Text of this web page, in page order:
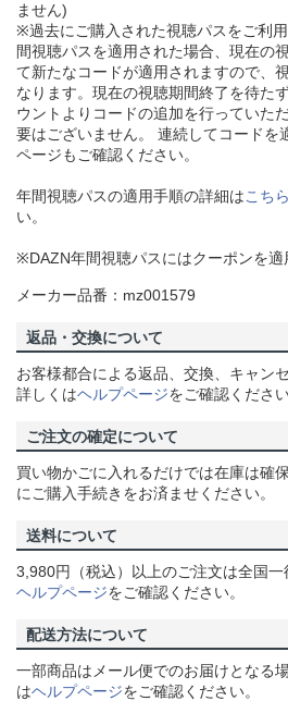
ません)
※過去にご購入された視聴パスをご利
間視聴パスを適用された場合、現在の
て新たなコードが適用されますので、
なります。現在の視聴期間終了を待た
ウントよりコードの追加を行っていた
要はございません。 連続してコードを
ページもご確認ください。
年間視聴パスの適用手順の詳細はこちら
い。
※DAZN年間視聴パスにはクーポンを適
メーカー品番：mz001579
返品・交換について
お客様都合による返品、交換、キャン
詳しくはヘルプページをご確認ください
ご注文の確定について
買い物かごに入れるだけでは在庫は確
にご購入手続きをお済ませください。
送料について
3,980円（税込）以上のご注文は全国
ヘルプページをご確認ください。
配送方法について
一部商品はメール便でのお届けとなる
はヘルプページをご確認ください。